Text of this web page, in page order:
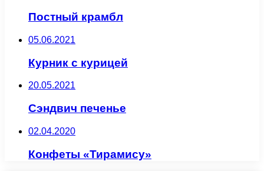
Постный крамбл
05.06.2021
Курник с курицей
20.05.2021
Сэндвич печенье
02.04.2020
Конфеты «Тирамису»